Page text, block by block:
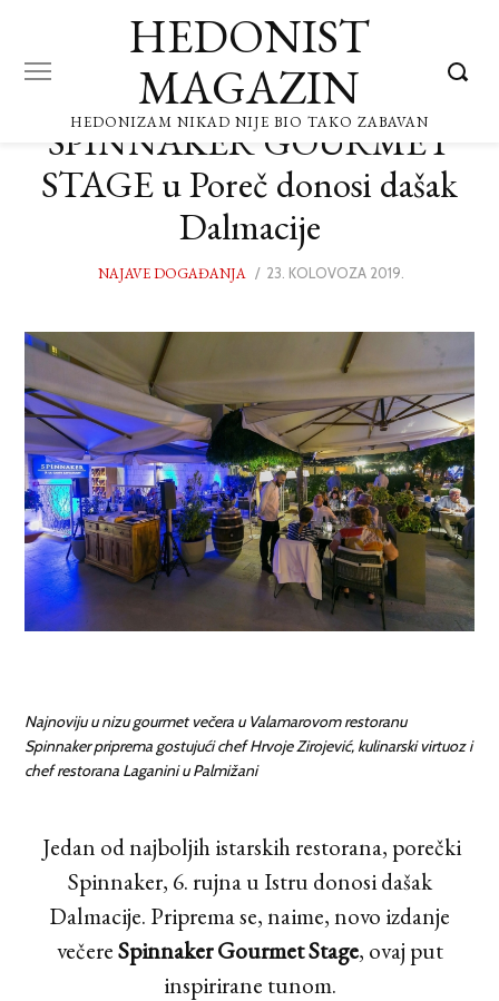
HEDONIST
MAGAZIN
HEDONIZAM NIKAD NIJE BIO TAKO ZABAVAN
SPINNAKER GOURMET
STAGE u Poreč donosi dašak
Dalmacije
NAJAVE DOGAĐANJA
POSTED
23. KOLOVOZA 2019.
Najnoviju u nizu gourmet večera u Valamarovom restoranu
Spinnaker priprema gostujući chefHrvoje Zirojević, kulinarski virtuoz i
chef restorana Laganini u Palmižani
Jedan od najboljih istarskih restorana, porečki
Spinnaker, 6. rujna u Istru donosi dašak
Dalmacije. Priprema se, naime, novo izdanje
večereSpinnaker Gourmet Stage, ovaj put
inspirirane tunom.